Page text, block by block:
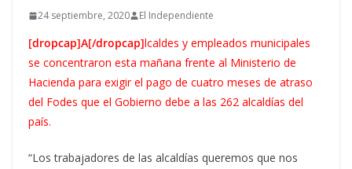
24 septiembre, 2020 El Independiente
[dropcap]A[/dropcap]lcaldes y empleados municipales
se concentraron esta mañana frente al Ministerio de
Hacienda para exigir el pago de cuatro meses de atraso
del Fodes que el Gobierno debe a las 262 alcaldías del
país.
“Los trabajadores de las alcaldías queremos que nos